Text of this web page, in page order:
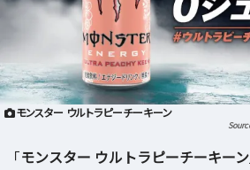
モンスター ウルトラピーチーキーン
「モンスター ウルトラピーチーキーン